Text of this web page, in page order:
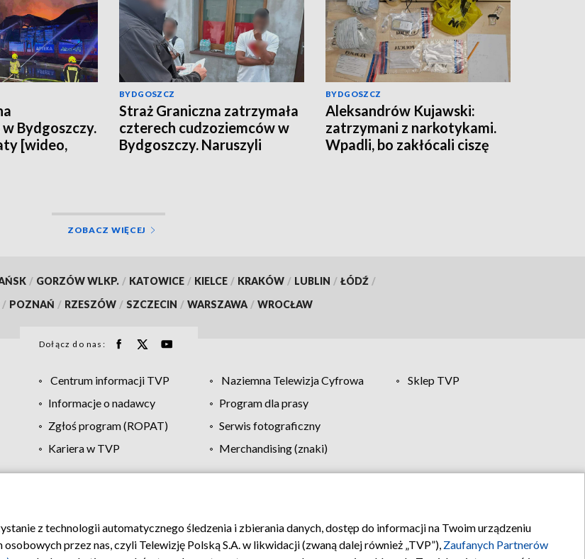
Bydgoszczy.
[wideo,
BYDGOSZCZ
Straż Graniczna zatrzymała
czterech cudzoziemców w
Bydgoszczy. Naruszyli
BYDGOSZCZ
Aleksandrów Kujawski:
zatrzymani z narkotykami.
Wpadli, bo zakłócali ciszę
ZOBACZ WIĘCEJ
/ GORZÓW WLKP. / KATOWICE / KIELCE / KRAKÓW / LUBLIN / ŁÓDŹ /
/ POZNAŃ / RZESZÓW / SZCZECIN / WARSZAWA / WROCŁAW
Dołącz do nas:
Centrum informacji TVP Naziemna Telewizja Cyfrowa
Sklep TVP
Informacje o nadawcy
Program dla prasy
Zgłoś program (ROPAT)
Serwis fotograficzny
Kariera w TVP
Merchandising (znaki)
Moje zgody Pomoc Biuro reklamy Kontakt
z technologii automatycznego śledzenia i zbierania danych, dostęp do informacji na Twoim urządzeniu
przez nas, czyli Telewizję Polską S.A. w likwidacji (zwaną dalej również „TVP”), Zaufanych Partnerów